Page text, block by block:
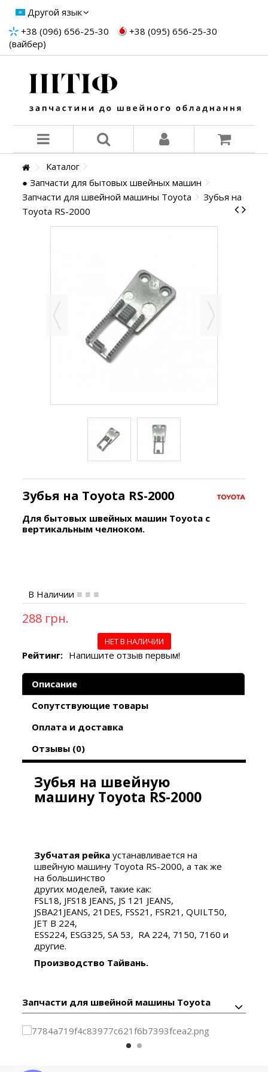
Другой язык
+38 (096) 656-25-30
+38 (095) 656-25-30
(вайбер)
Каталог
● Запчасти для бытовых швейных машин
Запчасти для швейной машины Toyota
Зубья на
Toyota RS-2000
Зубья на Toyota RS-2000
Для бытовых швейных машин Toyota с
вертикальным челноком.
В Наличии
288 грн.
НЕТ В НАЛИЧИИ
Рейтинг: Напишите отзыв первым!
Описание
Сопутствующие товары
Оплата и доставка
Отзывы (0)
Зубья на швейную
машину Toyota RS-2000
Зубчатая рейка устанавливается на
швейную машину Toyota RS-2000, а так же
на большинство
других моделей, такие как:
FSL18, JFS18 JEANS, JS 121 JEANS,
JSBA21JEANS, 21DES, FSS21, FSR21, QUILT50,
JET B 224,
ESS224, ESG325, SA 53, RA 224, 7150, 7160 и
другие.
Производство Тайвань.
Запчасти для швейной машины Toyota